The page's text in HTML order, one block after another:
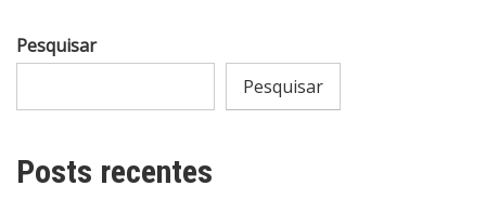
Pesquisar
Pesquisar
Posts recentes